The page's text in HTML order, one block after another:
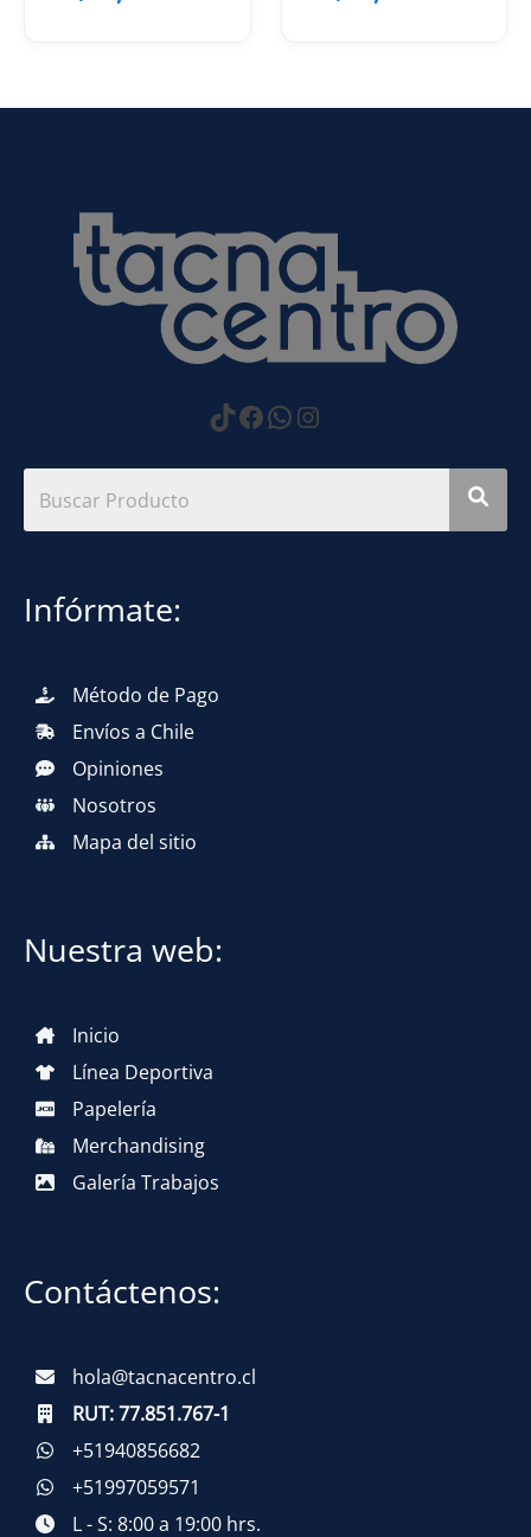
https://
Facebook
WhatsApp
Instagram
Infórmate:
Método de Pago
Envíos a Chile
Opiniones
Nosotros
Mapa del sitio
Nuestra web:
Inicio
Línea Deportiva
Papelería
Merchandising
Galería Trabajos
Contáctenos:
hola@tacnacentro.cl
RUT:77.851.767-1
+51940856682
+51997059571
L - S: 8:00 a 19:00 hrs.